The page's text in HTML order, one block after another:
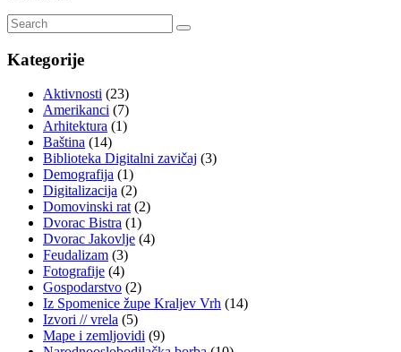
Kategorije
Aktivnosti (23)
Amerikanci (7)
Arhitektura (1)
Baština (14)
Biblioteka Digitalni zavičaj (3)
Demografija (1)
Digitalizacija (2)
Domovinski rat (2)
Dvorac Bistra (1)
Dvorac Jakovlje (4)
Feudalizam (3)
Fotografije (4)
Gospodarstvo (2)
Iz Spomenice župe Kraljev Vrh (14)
Izvori // vrela (5)
Mape i zemljovidi (9)